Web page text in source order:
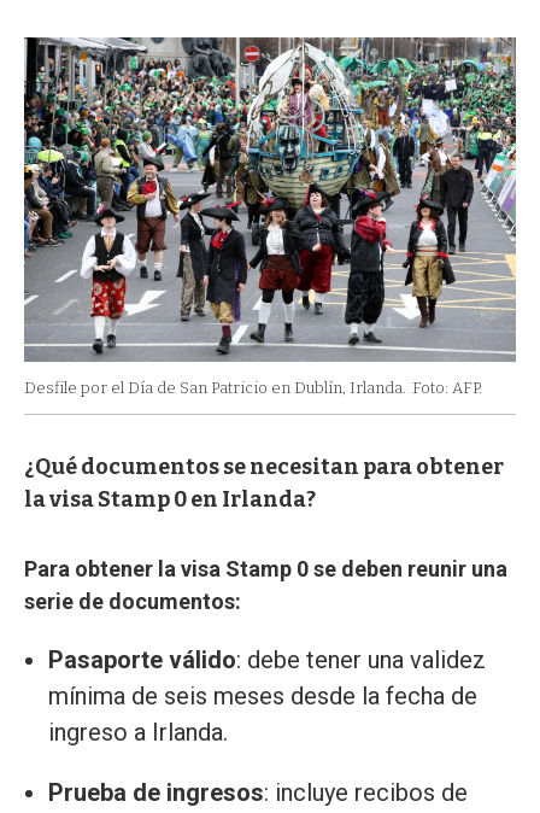
Desfile por el Día de San Patricio en Dublín, Irlanda. Foto: AFP.
¿Qué documentos se necesitan para obtener
la visa Stamp 0 en Irlanda?
Para obtener la visa Stamp 0 se deben reunir una
serie de documentos:
Pasaporte válido: debe tener una validez
mínima de seis meses desde la fecha de
ingreso a Irlanda.
Prueba de ingresos: incluye recibos de